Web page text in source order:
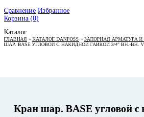
Сравнение Избранное
Корзина (0)
Каталог
ГЛАВНАЯ » КАТАЛОГ DANFOSS » ЗАПОРНАЯ АРМАТУРА
ШАР. BASE УГЛОВОЙ С НАКИДНОЙ ГАЙКОЙ 3/4″ ВН.-ВН.
Кран шар. BASE угловой с